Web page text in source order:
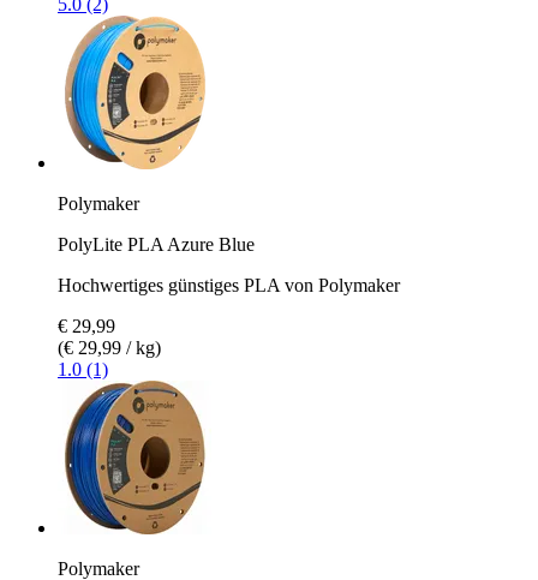
Polymaker
PolyLite PLA Azure Blue
Hochwertiges günstiges PLA von Polymaker
€ 29,99
(€ 29,99 / kg)
1.0 (1)
Polymaker